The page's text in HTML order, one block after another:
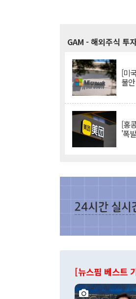
GAM - 해외주식 투
[미
불
[홍
'폭
[뉴스핌 베스트